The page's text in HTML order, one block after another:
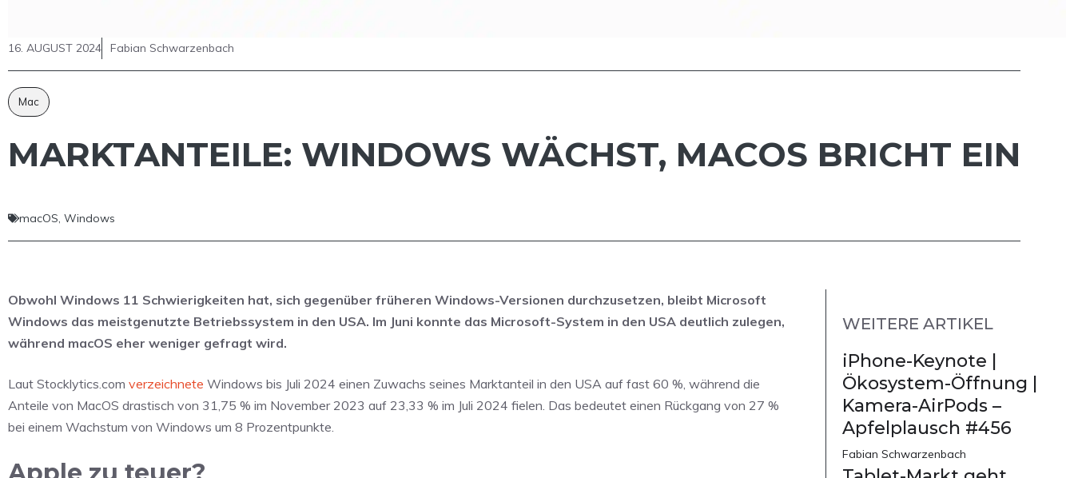
16. AUGUST 2024 Fabian Schwarzenbach
Mac
MARKTANTEILE: WINDOWS WÄCHST, MACOS BRICHT EIN
macOS, Windows
Obwohl Windows 11 Schwierigkeiten hat, sich gegenüber früheren Windows-Versionen durchzusetzen, bleibt Microsoft
Windows das meistgenutzte Betriebssystem in den USA. Im Juni konnte das Microsoft-System in den USA deutlich zulegen,
während macOS eher weniger gefragt wird.
Laut Stocklytics.com verzeichnete Windows bis Juli 2024 einen Zuwachs seines Marktanteil in den USA auf fast 60 %, während die
Anteile von MacOS drastisch von 31,75 % im November 2023 auf 23,33 % im Juli 2024 fielen. Das bedeutet einen Rückgang von 27 %
bei einem Wachstum von Windows um 8 Prozentpunkte.
WEITERE ARTIKEL
iPhone-Keynote |
Ökosystem-Öffnung |
Kamera-AirPods –
Apfelplausch #456
Fabian Schwarzenbach